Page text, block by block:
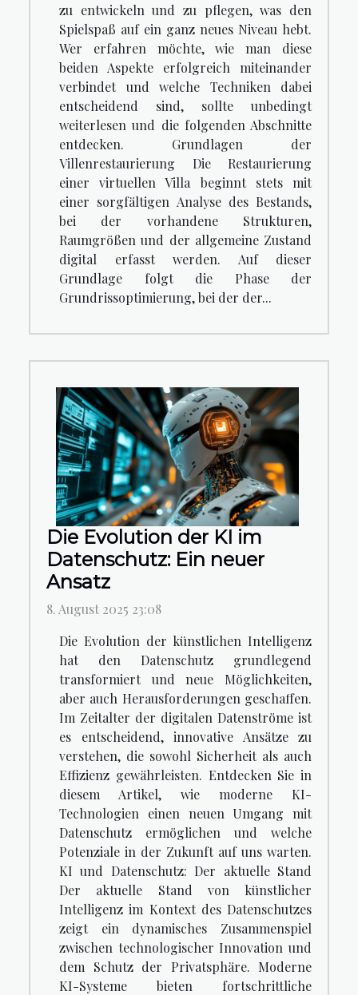
zu entwickeln und zu pflegen, was den
Spielspaß auf ein ganz neues Niveau hebt.
Wer erfahren möchte, wie man diese
beiden Aspekte erfolgreich miteinander
verbindet und welche Techniken dabei
entscheidend sind, sollte unbedingt
weiterlesen und die folgenden Abschnitte
entdecken. Grundlagen der
Villenrestaurierung Die Restaurierung
einer virtuellen Villa beginnt stets mit
einer sorgfältigen Analyse des Bestands,
bei der vorhandene Strukturen,
Raumgrößen und der allgemeine Zustand
digital erfasst werden. Auf dieser
Grundlage folgt die Phase der
Grundrissoptimierung, bei der der...
Die Evolution der KI im
Datenschutz: Ein neuer
Ansatz
8. August 2025 23:08
Die Evolution der künstlichen Intelligenz
hat den Datenschutz grundlegend
transformiert und neue Möglichkeiten,
aber auch Herausforderungen geschaffen.
Im Zeitalter der digitalen Datenströme ist
es entscheidend, innovative Ansätze zu
verstehen, die sowohl Sicherheit als auch
Effizienz gewährleisten. Entdecken Sie in
diesem Artikel, wie moderne KI-
Technologien einen neuen Umgang mit
Datenschutz ermöglichen und welche
Potenziale in der Zukunft auf uns warten.
KI und Datenschutz: Der aktuelle Stand
Der aktuelle Stand von künstlicher
Intelligenz im Kontext des Datenschutzes
zeigt ein dynamisches Zusammenspiel
zwischen technologischer Innovation und
dem Schutz der Privatsphäre. Moderne
KI-Systeme bieten fortschrittliche